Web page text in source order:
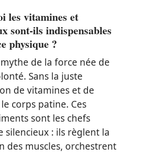
les vitamines et
sont-ils indispensables
physique ?
de la force née de
Sans la juste
de vitamines et de
corps patine. Ces
sont les chefs
silencieux : ils règlent la
des muscles, orchestrent